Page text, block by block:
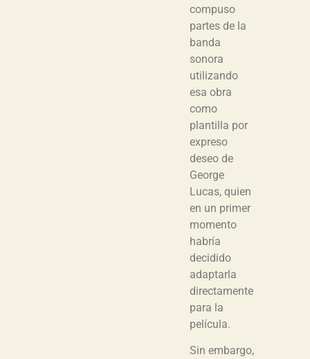
compuso
partes de la
banda
sonora
utilizando
esa obra
como
plantilla por
expreso
deseo de
George
Lucas, quien
en un primer
momento
habría
decidido
adaptarla
directamente
para la
película.
Sin embargo,